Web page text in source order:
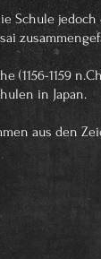
Schule jedoch
(1156-1159
in Japan.
aus den